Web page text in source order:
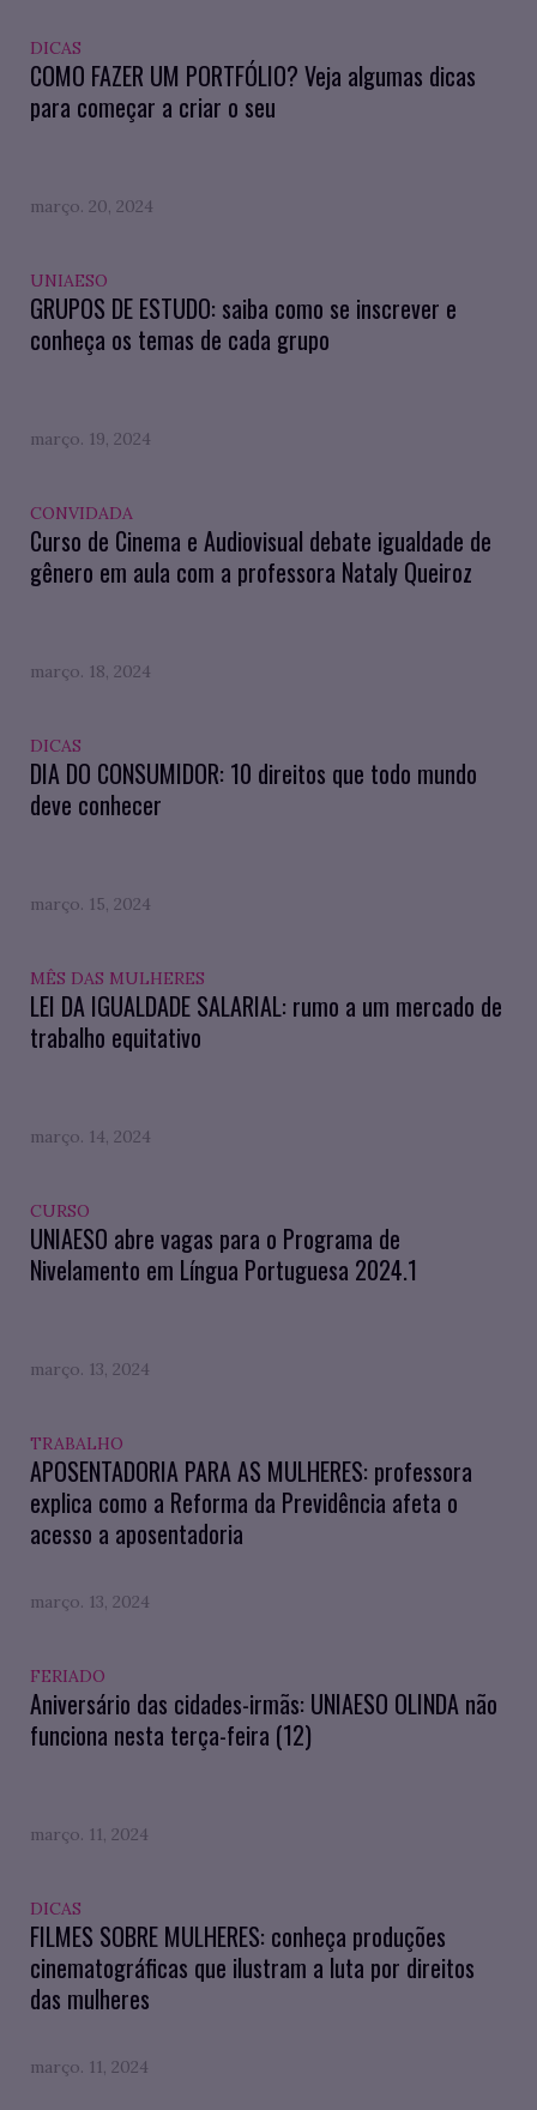
DICAS
COMO FAZER UM PORTFÓLIO? Veja algumas dicas
para começar a criar o seu
março. 20, 2024
UNIAESO
GRUPOS DE ESTUDO: saiba como se inscrever e
conheça os temas de cada grupo
março. 19, 2024
CONVIDADA
Curso de Cinema e Audiovisual debate igualdade de
gênero em aula com a professora Nataly Queiroz
março. 18, 2024
DICAS
DIA DO CONSUMIDOR: 10 direitos que todo mundo
deve conhecer
março. 15, 2024
MÊS DAS MULHERES
LEI DA IGUALDADE SALARIAL: rumo a um mercado de
trabalho equitativo
março. 14, 2024
CURSO
UNIAESO abre vagas para o Programa de
Nivelamento em Língua Portuguesa 2024.1
março. 13, 2024
TRABALHO
APOSENTADORIA PARA AS MULHERES: professora
explica como a Reforma da Previdência afeta o
acesso a aposentadoria
março. 13, 2024
FERIADO
Aniversário das cidades-irmãs: UNIAESO OLINDA não
funciona nesta terça-feira (12)
março. 11, 2024
DICAS
FILMES SOBRE MULHERES: conheça produções
cinematográficas que ilustram a luta por direitos
das mulheres
março. 11, 2024